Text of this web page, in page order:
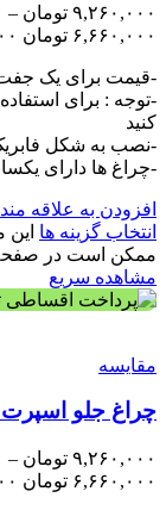
۹,۲۶۰,۰۰۰ تومان –
۶,۶۶۰,۰۰۰ تومان through ۹,۲۶۰,۰۰۰ تومان
-قیمت برای یک
-توجه : برای
کنید
-نصب به شکل
-چراغ ها دارای
افزودن به علاقه
انتخاب گزینه ها
ممکن است در
مشاهده سریع
مقایسه
چراغ جلو
۹,۲۶۰,۰۰۰ تومان –
۶,۶۶۰,۰۰۰ تومان through ۹,۲۶۰,۰۰۰ تومان